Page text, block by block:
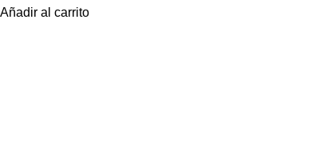
Añadir al carrito